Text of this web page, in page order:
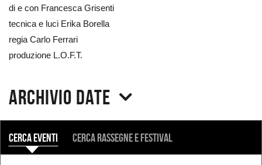
di e con Francesca Grisenti
tecnica e luci Erika Borella
regia Carlo Ferrari
produzione L.O.F.T.
Archivio date
COSA
Cerca eventi Cerca rassegne e festival